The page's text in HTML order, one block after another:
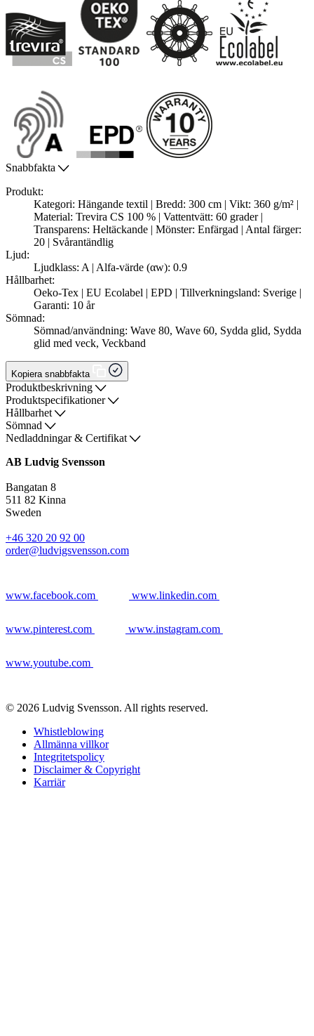
Snabbfakta
Produkt:
Kategori: Hängande textil | Bredd: 300 cm | Vikt: 360 g/m² |
Material: Trevira CS 100 % | Vattentvätt: 60 grader |
Transparens: Heltäckande | Mönster: Enfärgad | Antal färger:
20 | Svårantändlig
Ljud:
Ljudklass: A | Alfa-värde (αw): 0.9
Hållbarhet:
Oeko-Tex | EU Ecolabel | EPD | Tillverkningsland: Sverige |
Garanti: 10 år
Sömnad:
Sömnad/användning: Wave 80, Wave 60, Sydda glid, Sydda
glid med veck, Veckband
Kopiera snabbfakta
Produktbeskrivning
Produktspecifikationer
Hållbarhet
Sömnad
Nedladdningar & Certifikat
AB Ludvig Svensson
Bangatan 8
511 82 Kinna
Sweden
+46 320 20 92 00
order@ludvigsvensson.com
www.facebook.com www.linkedin.com
www.pinterest.com www.instagram.com
www.youtube.com
© 2026 Ludvig Svensson. All rights reserved.
Whistleblowing
Allmänna villkor
Integritetspolicy
Disclaimer & Copyright
Karriär